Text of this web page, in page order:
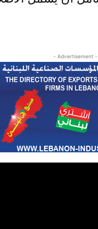
- Advertisement -